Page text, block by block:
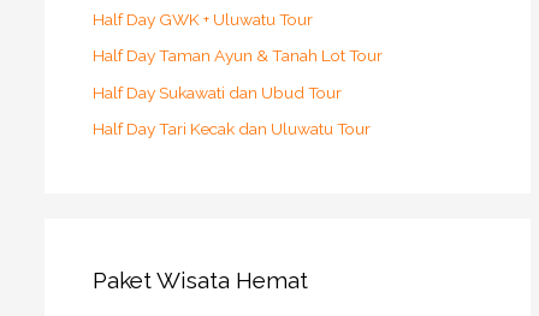
Half Day GWK + Uluwatu Tour
Half Day Taman Ayun & Tanah Lot Tour
Half Day Sukawati dan Ubud Tour
Half Day Tari Kecak dan Uluwatu Tour
Paket Wisata Hemat